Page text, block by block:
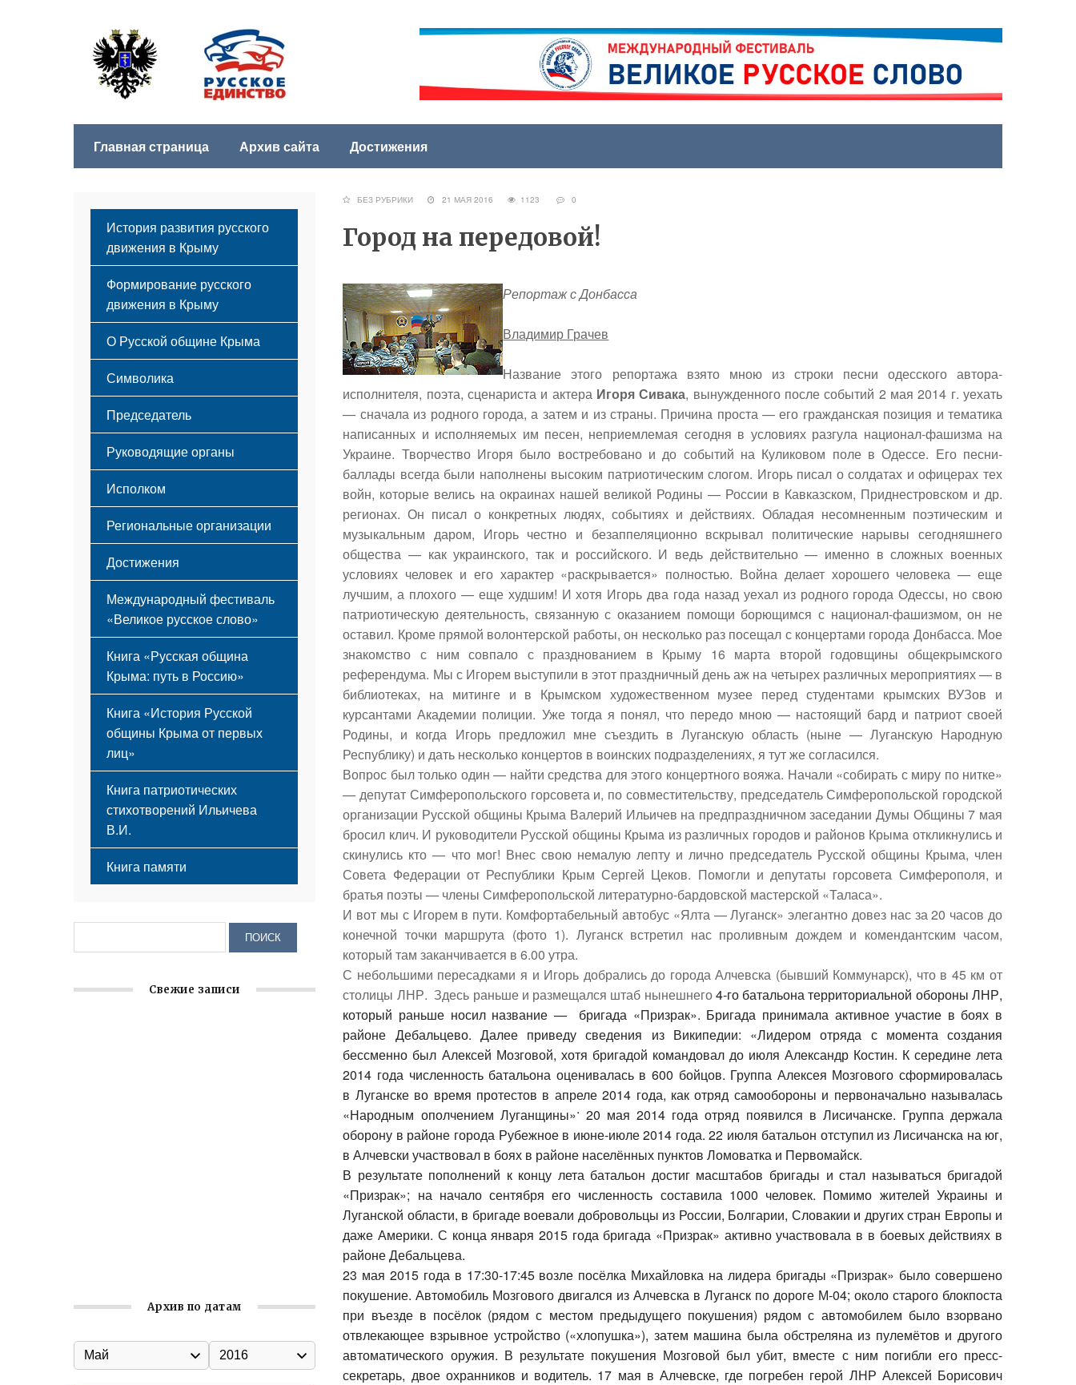
Главная страница Архив сайта Достижения
БЕЗ РУБРИКИ 21 МАЯ 2016 1123 0
Город на передовой!
Репортаж с Донбасса
Владимир Грачев
Название этого репортажа взято мною из строки песни одесского автора-
исполнителя, поэта, сценариста и актера Игоря Сивака, вынужденного после событий 2 мая 2014 г. уехать
— сначала из родного города, а затем и из страны. Причина проста — его гражданская позиция и тематика
написанных и исполняемых им песен, неприемлемая сегодня в условиях разгула национал-фашизма на
Украине. Творчество Игоря было востребовано и до событий на Куликовом поле в Одессе. Его песни-
баллады всегда были наполнены высоким патриотическим слогом. Игорь писал о солдатах и офицерах тех
войн, которые велись на окраинах нашей великой Родины — России в Кавказском, Приднестровском и др.
регионах. Он писал о конкретных людях, событиях и действиях. Обладая несомненным поэтическим и
музыкальным даром, Игорь честно и безаппеляционно вскрывал политические нарывы сегодняшнего
общества — как украинского, так и российского. И ведь действительно — именно в сложных военных
условиях человек и его характер «раскрывается» полностью. Война делает хорошего человека — еще
лучшим, а плохого — еще худшим! И хотя Игорь два года назад уехал из родного города Одессы, но свою
патриотическую деятельность, связанную с оказанием помощи борющимся с национал-фашизмом, он не
оставил. Кроме прямой волонтерской работы, он несколько раз посещал с концертами города Донбасса. Мое
знакомство с ним совпало с празднованием в Крыму 16 марта второй годовщины общекрымского
референдума. Мы с Игорем выступили в этот праздничный день аж на четырех различных мероприятиях — в
библиотеках, на митинге и в Крымском художественном музее перед студентами крымских ВУЗов и
курсантами Академии полиции. Уже тогда я понял, что передо мною — настоящий бард и патриот своей
Родины, и когда Игорь предложил мне съездить в Луганскую область (ныне — Луганскую Народную
Республику) и дать несколько концертов в воинских подразделениях, я тут же согласился.
Вопрос был только один — найти средства для этого концертного вояжа. Начали «собирать с миру по нитке»
— депутат Симферопольского горсовета и, по совместительству, председатель Симферопольской городской
организации Русской общины Крыма Валерий Ильичев на предпраздничном заседании Думы Общины 7 мая
бросил клич. И руководители Русской общины Крыма из различных городов и районов Крыма откликнулись и
скинулись кто — что мог! Внес свою немалую лепту и лично председатель Русской общины Крыма, член
Совета Федерации от Республики Крым Сергей Цеков. Помогли и депутаты горсовета Симферополя, и
братья поэты — члены Симферопольской литературно-бардовской мастерской «Таласа».
И вот мы с Игорем в пути. Комфортабельный автобус «Ялта — Луганск» элегантно довез нас за 20 часов до
конечной точки маршрута (фото 1). Луганск встретил нас проливным дождем и комендантским часом,
который там заканчивается в 6.00 утра.
С небольшими пересадками я и Игорь добрались до городаАлчевска (бывший Коммунарск), что в 45 км от
столицы ЛНР. Здесь раньше и размещался штаб нынешнего4-го батальона территориальной обороны ЛНР,
который раньше носил название — бригада «Призрак». Бригада принимала активное участие в боях в
районе Дебальцево. Далее приведу сведения из Википедии: «Лидером отряда с момента создания
бессменно был Алексей Мозговой, хотя бригадой командовал до июля Александр Костин. К середине лета
2014 года численность батальона оценивалась в 600 бойцов. Группа Алексея Мозгового сформировалась
в Луганске во время протестов в апреле2014 года, как отряд самообороны и первоначально называлась
«Народным ополчением Луганщины». 20 мая 2014 года отряд появился в Лисичанске. Группа держала
оборону в районе города Рубежное в июне-июле 2014 года.22 июля батальон отступил из Лисичанска на юг,
вАлчевски участвовал в боях в районе населённых пунктовЛомоватка и Первомайск.
В результате пополнений к концу лета батальон достиг масштабов бригады и стал называться бригадой
«Призрак»; на начало сентября его численность составила 1000 человек. Помимо жителей Украины и
Луганской области, в бригаде воевали добровольцы из России, Болгарии, Словакии и других стран Европы и
даже Америки. С конца января 2015 года бригада «Призрак» активно участвовала в в боевых действиях в
районе Дебальцева.
23 мая 2015 года в 17:30-17:45 возле посёлка Михайловка на лидера бригады «Призрак» было совершено
покушение. Автомобиль Мозгового двигался из Алчевска в Луганск по дороге М-04; около старого блокпоста
при въезде в посёлок (рядом с местом предыдущего покушения) рядом с автомобилем было взорвано
отвлекающее взрывное устройство («хлопушка»), затем машина была обстреляна из пулемётов и другого
автоматического оружия. В результате покушения Мозговой был убит, вместе с ним погибли его пресс-
секретарь, двое охранников и водитель. 17 мая в Алчевске, где погребен герой ЛНР Алексей Борисович
История развития русского
движения в Крыму
Формирование русского
движения в Крыму
Русский Крым
О Русской общине Крыма
Этапы становления
Принципы деятельности
Структура
Мероприятия
Символика
Флаг
Герб
Гимн
Председатель
Руководящие органы
Исполком
Региональные организации
Достижения
Международный фестиваль
«Великое русское слово»
Книга «Русская община
Крыма: путь в Россию»
Книга «История Русской
общины Крыма от первых
лиц»
Книга патриотических
стихотворений Ильичева
В.И.
Книга памяти
Свежие записи
Архив по датам